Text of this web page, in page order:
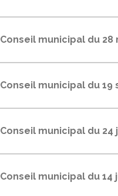
Conseil municipal du 28
Conseil municipal du 19
Conseil municipal du 24
Conseil municipal du 14